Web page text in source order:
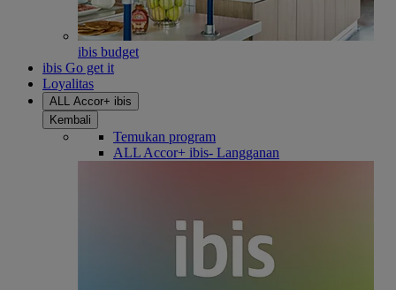
ibis budget
ibis Go get it
Loyalitas
ALL Accor+ ibis
Kembali
Temukan program
ALL Accor+ ibis- Langganan